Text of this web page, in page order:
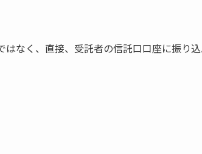
なく、直接、受託者の信託口口座に振り